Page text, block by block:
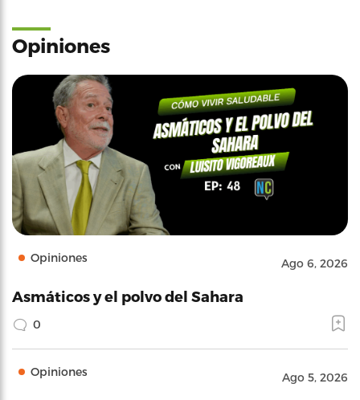
Opiniones
Opiniones Ago 6, 2026
Asmáticos y el polvo del Sahara
0
Opiniones Ago 5, 2026